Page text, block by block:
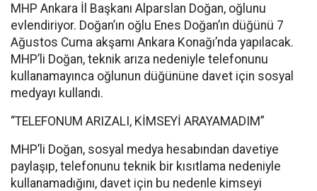
MHP Ankara İl Başkanı Alparslan Doğan, oğlunu
evlendiriyor. Doğan’ın oğlu Enes Doğan’ın düğünü 7
Ağustos Cuma akşamı Ankara Konağı’nda yapılacak.
MHP’li Doğan, teknik arıza nedeniyle telefonunu
kullanamayınca oğlunun düğününe davet için sosyal
medyayı kullandı.
“TELEFONUM ARIZALI, KİMSEYİ ARAYAMADIM”
MHP’li Doğan, sosyal medya hesabından davetiye
paylaşıp, telefonunu teknik bir kısıtlama nedeniyle
kullanamadığını, davet için bu nedenle kimseyi